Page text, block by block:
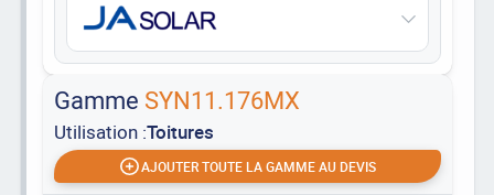
Gamme SYN11.176MX
Utilisation :Toitures
AJOUTER TOUTE LA GAMME AU DEVIS